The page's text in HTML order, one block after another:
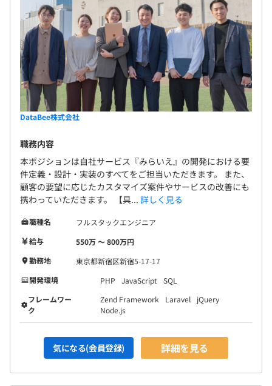
越しされる学生の方、単身赴任の方も、疑似的な内見が可
能になるため、成約率の向上とスピード化につながりま
す。
配属チーム内での勉強会のほか、書籍購入補助（技術書購
入含む）、外部セミナー受講随時、Udemyなどでスキル
CPU:Intel Core Ultra 5 125H 1.20GHz、メモリ：32G、
HDD：477G程度のwhidowsノート
別途、モニター1台、ヘッドセットを至急します。
プロジェクトごとに選択、ウォーターフォール、アジャイ
6カ月（条件などの変更はありません）
DataBee株式会社
職務内容
本ポジションは自社サービス『みらいえ』の開発における要
件定義・設計・実装のすべてをご担当いただきます。 また、
顧客の要望に応じたカスタマイズ案件やサービスの改善にも
携わっていただきます。 【具... 詳しく見る
職種名
フルスタックエンジニア
給与
550万 〜 800万円
勤務地
東京都新宿区新宿5-17-17
開発環境
PHP JavaScript
SQL
フレームワー
ク
Zend Framework Laravel
jQuery
Node.js
気になる(会員登録) 詳細を見る